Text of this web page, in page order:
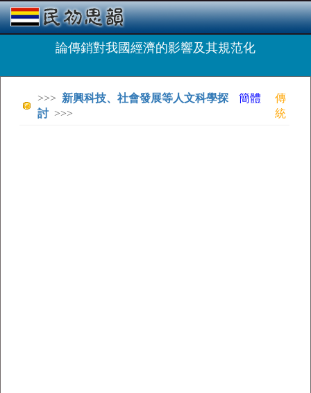
論傳銷對我國經濟的影響及其規范化
>>> 新興科技、社會發展等人文科學探
討>>>
簡體
傳
統